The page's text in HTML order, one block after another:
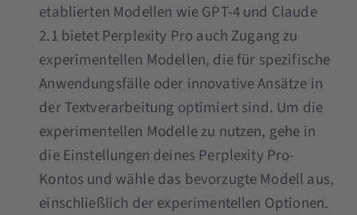
etablierten Modellen wie GPT-4 und Claude
2.1 bietet Perplexity Pro auch Zugang zu
experimentellen Modellen, die für spezifische
Anwendungsfälle oder innovative Ansätze in
der Textverarbeitung optimiert sind​​. Um die
experimentellen Modelle zu nutzen, gehe in
die Einstellungen deines Perplexity Pro-
Kontos und wähle das bevorzugte Modell aus,
einschließlich der experimentellen Optionen.